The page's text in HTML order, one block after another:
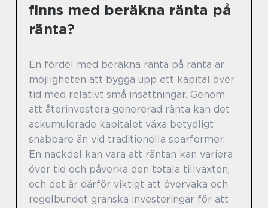
finns med beräkna ränta på
ränta?
En fördel med beräkna ränta på ränta är
möjligheten att bygga upp ett kapital över
tid med relativt små insättningar. Genom
att återinvestera genererad ränta kan det
ackumulerade kapitalet växa betydligt
snabbare än vid traditionella sparformer.
En nackdel kan vara att räntan kan variera
över tid och påverka den totala tillväxten,
och det är därför viktigt att övervaka och
regelbundet granska investeringar för att